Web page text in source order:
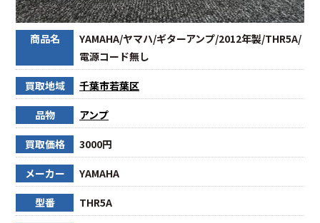
商品名
YAMAHA/ヤマハ/ギターアンプ/2012年製/THR5A/
電源コード無し
買取地域 千葉市若葉区
品物 アンプ
買取価格 3000円
メーカー YAMAHA
型番 THR5A